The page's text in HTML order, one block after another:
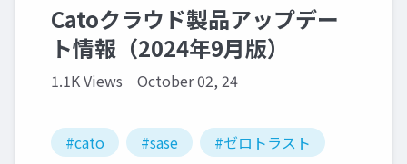
Catoクラウド製品アップデー
ト情報（2024年9月版）
1.1K Views October 02, 24
#cato #sase
#ゼロトラスト